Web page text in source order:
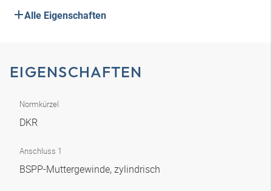
Alle Eigenschaften
EIGENSCHAFTEN
Normkürzel
DKR
Anschluss 1
BSPP-Muttergewinde, zylindrisch